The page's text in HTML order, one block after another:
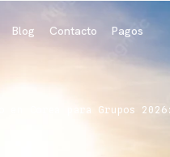
Blog Contacto Pagos
Corea para Grupos